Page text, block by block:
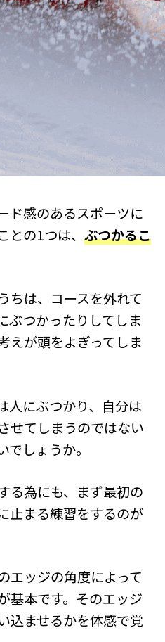
ド感のあるスポーツに
との1つは、ぶつかるこ
ちは、コースを外れて
ぶつかったりしてしま
えが頭をよぎってしま
人にぶつかり、自分は
せてしまうのではない
しょうか。
る為にも、まず最初の
止まる練習をするのが
エッジの角度によって
基本です。そのエッジ
込ませるかを体感で覚